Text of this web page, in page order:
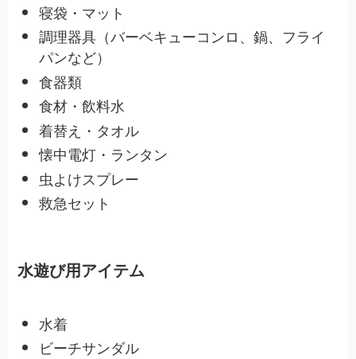
寝袋・マット
調理器具（バーベキューコンロ、鍋、フライ
パンなど）
食器類
食材・飲料水
着替え・タオル
懐中電灯・ランタン
虫よけスプレー
救急セット
水遊び用アイテム
水着
ビーチサンダル